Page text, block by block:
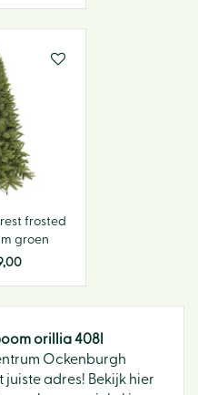
frosted
groen
,00
orillia 408l
Ockenburgh
juiste adres! Bekijk hier